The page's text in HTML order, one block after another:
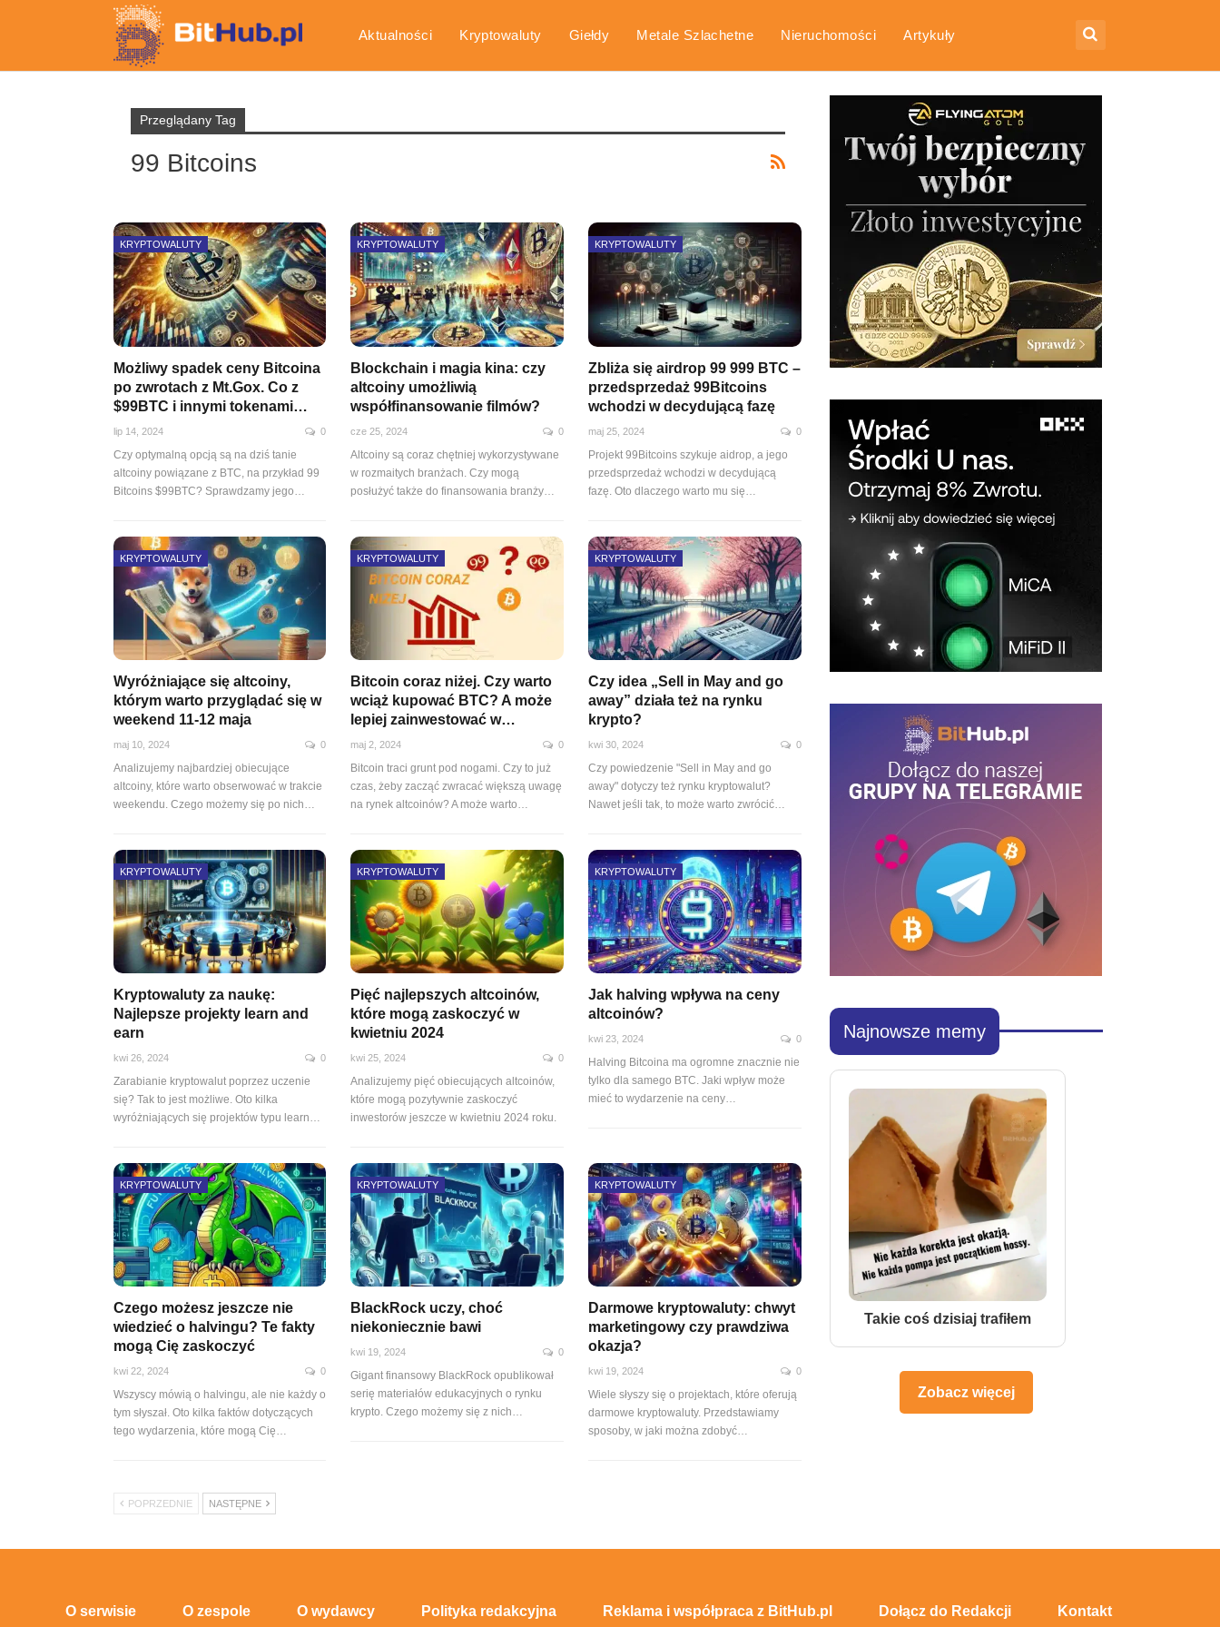
Aktualności Kryptowaluty Giełdy Metale Szlachetne Nieruchomości Artykuły
Przeglądany Tag
99 Bitcoins
KRYPTOWALUTY
Możliwy spadek ceny Bitcoina
po zwrotach z Mt.Gox. Co z
$99BTC i innymi tokenami…
lip 14, 2024 0
Czy optymalną opcją są na dziś tanie
altcoiny powiązane z BTC, na przykład 99
Bitcoins $99BTC? Sprawdzamy jego…
KRYPTOWALUTY
Blockchain i magia kina: czy
altcoiny umożliwią
współfinansowanie filmów?
cze 25, 2024 0
Altcoiny są coraz chętniej wykorzystywane
w rozmaitych branżach. Czy mogą
posłużyć także do finansowania branży…
KRYPTOWALUTY
Zbliża się airdrop 99 999 BTC –
przedsprzedaż 99Bitcoins
wchodzi w decydującą fazę
maj 25, 2024 0
Projekt 99Bitcoins szykuje aidrop, a jego
przedsprzedaż wchodzi w decydującą
fazę. Oto dlaczego warto mu się…
KRYPTOWALUTY
Wyróżniające się altcoiny,
którym warto przyglądać się w
weekend 11-12 maja
maj 10, 2024 0
Analizujemy najbardziej obiecujące
altcoiny, które warto obserwować w trakcie
weekendu. Czego możemy się po nich…
KRYPTOWALUTY
Bitcoin coraz niżej. Czy warto
wciąż kupować BTC? A może
lepiej zainwestować w…
maj 2, 2024 0
Bitcoin traci grunt pod nogami. Czy to już
czas, żeby zacząć zwracać większą uwagę
na rynek altcoinów? A może warto…
KRYPTOWALUTY
Czy idea „Sell in May and go
away” działa też na rynku
krypto?
kwi 30, 2024 0
Czy powiedzenie "Sell in May and go
away" dotyczy też rynku kryptowalut?
Nawet jeśli tak, to może warto zwrócić…
KRYPTOWALUTY
Kryptowaluty za naukę:
Najlepsze projekty learn and
earn
kwi 26, 2024 0
Zarabianie kryptowalut poprzez uczenie
się? Tak to jest możliwe. Oto kilka
wyróżniających się projektów typu learn…
KRYPTOWALUTY
Pięć najlepszych altcoinów,
które mogą zaskoczyć w
kwietniu 2024
kwi 25, 2024 0
Analizujemy pięć obiecujących altcoinów,
które mogą pozytywnie zaskoczyć
inwestorów jeszcze w kwietniu 2024 roku.
KRYPTOWALUTY
Jak halving wpływa na ceny
altcoinów?
kwi 23, 2024 0
Halving Bitcoina ma ogromne znacznie nie
tylko dla samego BTC. Jaki wpływ może
mieć to wydarzenie na ceny…
KRYPTOWALUTY
Czego możesz jeszcze nie
wiedzieć o halvingu? Te fakty
mogą Cię zaskoczyć
kwi 22, 2024 0
Wszyscy mówią o halvingu, ale nie każdy o
tym słyszał. Oto kilka faktów dotyczących
tego wydarzenia, które mogą Cię…
KRYPTOWALUTY
BlackRock uczy, choć
niekoniecznie bawi
kwi 19, 2024 0
Gigant finansowy BlackRock opublikował
serię materiałów edukacyjnych o rynku
krypto. Czego możemy się z nich…
KRYPTOWALUTY
Darmowe kryptowaluty: chwyt
marketingowy czy prawdziwa
okazja?
kwi 19, 2024 0
Wiele słyszy się o projektach, które oferują
darmowe kryptowaluty. Przedstawiamy
sposoby, w jaki można zdobyć…
POPRZEDNIE NASTĘPNE
Najnowsze memy
Takie coś dzisiaj trafiłem
Zobacz więcej
O serwisie O zespole O wydawcy Polityka redakcyjna Reklama i współpraca z BitHub.pl Dołącz do Redakcji Kontakt